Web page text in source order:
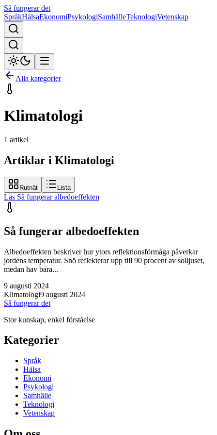
Så fungerar det
SpråkHälsaEkonomiPsykologiSamhälleTeknologiVetenskap
Alla kategorier
Klimatologi
1 artikel
Artiklar i Klimatologi
Rutnät Lista
Läs Så fungerar albedoeffekten
Så fungerar albedoeffekten
Albedoeffekten beskriver hur ytors reflektionsförmåga påverkar
jordens temperatur. Snö reflekterar upp till 90 procent av solljuset,
medan hav bara...
9 augusti 2024
Klimatologi9 augusti 2024
Så fungerar det
Stor kunskap, enkel förståelse
Kategorier
Språk
Hälsa
Ekonomi
Psykologi
Samhälle
Teknologi
Vetenskap